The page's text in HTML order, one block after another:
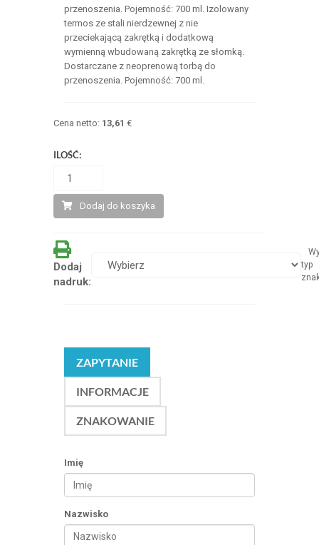
przenoszenia. Pojemność: 700 ml. Izolowany
termos ze stali nierdzewnej z nie
przeciekającą zakrętką i dodatkową
wymienną wbudowaną zakrętką ze słomką.
Dostarczane z neoprenową torbą do
przenoszenia. Pojemność: 700 ml.
Cena netto: 13,61 €
ILOŚĆ:
Dodaj do koszyka
Dodaj
nadruk:
typ
ZAPYTANIE
INFORMACJE
ZNAKOWANIE
Imię
Nazwisko